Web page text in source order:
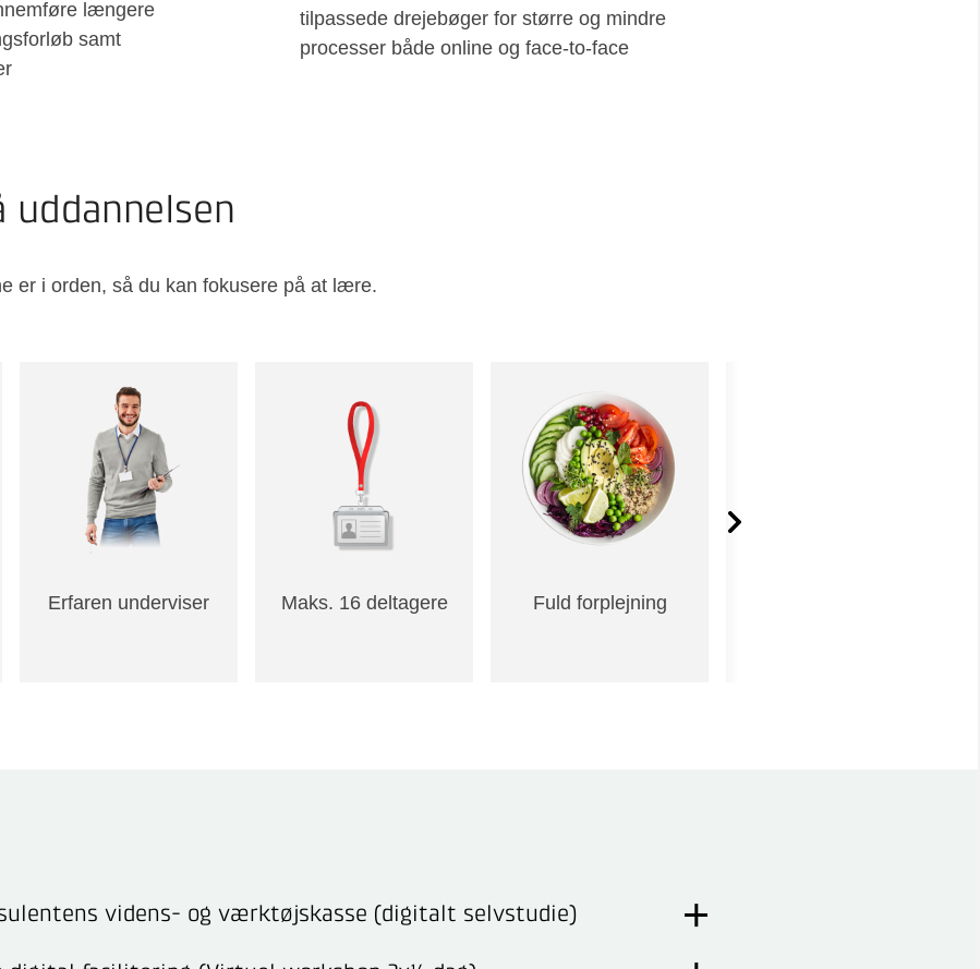
længere
samt
tilpassede drejebøger for større og mindre
processer både online og face-to-face
uddannelsen
er i orden, så du kan fokusere på at lære.
Erfaren underviser Maks. 16 deltagere Fuld forplejning
videns- og værktøjskasse (digitalt selvstudie)